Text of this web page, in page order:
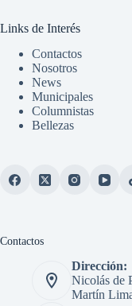
Links de Interés
Contactos
Nosotros
News
Municipales
Columnistas
Bellezas
Contactos
Dirección:
Nicolás de
Martín